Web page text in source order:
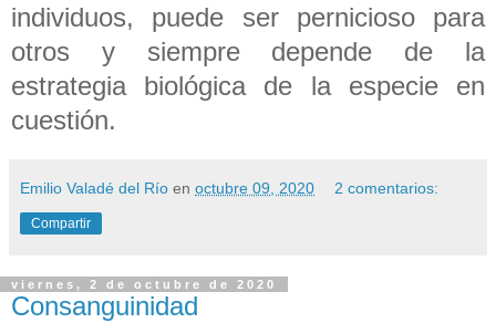
individuos, puede ser pernicioso para
otros y siempre depende de la
estrategia biológica de la especie en
cuestión.
Emilio Valadé del Río en octubre 09, 2020 2 comentarios:
Compartir
viernes, 2 de octubre de 2020
Consanguinidad